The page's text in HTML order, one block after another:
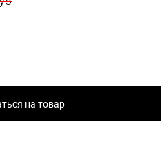
на товар